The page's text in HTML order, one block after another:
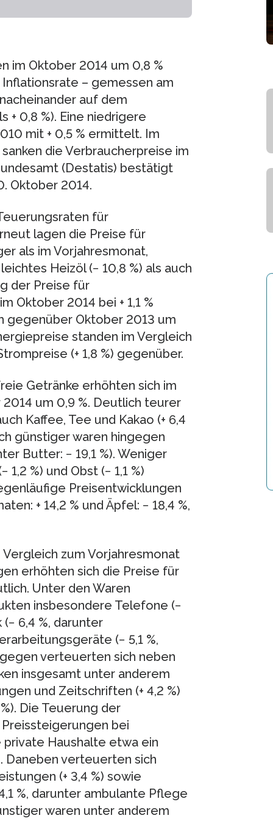
im Oktober 2014 um 0,8 %
– gemessen am
auf dem
+ 0,8 %). Eine niedrigere
mit + 0,5 % ermittelt. Im
die Verbraucherpreise im
(Destatis) bestätigt
Oktober 2014.
für
lagen die Preise für
als im Vorjahresmonat,
Heizöl (− 10,8 %) als auch
der Preise für
Oktober 2014 bei + 1,1 %
gegenüber Oktober 2013 um
standen im Vergleich
(+ 1,8 %) gegenüber.
Getränke erhöhten sich im
um 0,9 %. Deutlich teurer
Kaffee, Tee und Kakao (+ 6,4
günstiger waren hingegen
Butter: − 19,1 %). Weniger
%) und Obst (− 1,1 %)
Preisentwicklungen
+ 14,2 % und Äpfel: − 18,4 %,
zum Vorjahresmonat
erhöhten sich die Preise für
Unter den Waren
insbesondere Telefone (−
6,4 %, darunter
(− 5,1 %,
verteuerten sich neben
insgesamt unter anderem
und Zeitschriften (+ 4,2 %)
Die Teuerung der
bei
Haushalte etwa ein
Daneben verteuerten sich
(+ 3,4 %) sowie
%, darunter ambulante Pflege
waren unter anderem